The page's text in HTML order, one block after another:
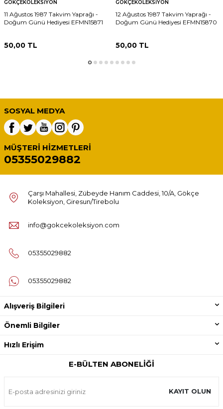
GÖKÇEKOLEKSIYON
11 Ağustos 1987 Takvim Yaprağı -
Doğum Günü Hediyesi EFMN15871
50,00 TL
GÖKÇEKOLEKSIYON
12 Ağustos 1987 Takvim Yaprağı -
Doğum Günü Hediyesi EFMN15870
50,00TL
SOSYAL MEDYA
MÜŞTERI HIZMETLERI
05355029882
Çarşı Mahallesi, Zübeyde Hanım Caddesi, 10/A, Gökçe
Koleksiyon, Giresun/Tirebolu
info@gokcekoleksiyon.com
05355029882
05355029882
Alışveriş Bilgileri
Önemli Bilgiler
Hızlı Erişim
E-BÜLTEN ABONELIĞI
KAYIT OLUN